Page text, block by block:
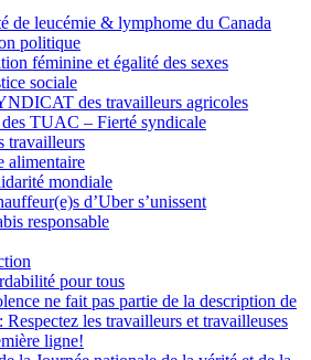
de leucémie & lymphome du Canada
politique
féminine et égalité des sexes
sociale
des travailleurs agricoles
TUAC – Fierté syndicale
travailleurs
alimentaire
mondiale
d’Uber s’unissent
responsable
pour tous
ne fait pas partie de la description de
Respectez les travailleurs et travailleuses
ligne!